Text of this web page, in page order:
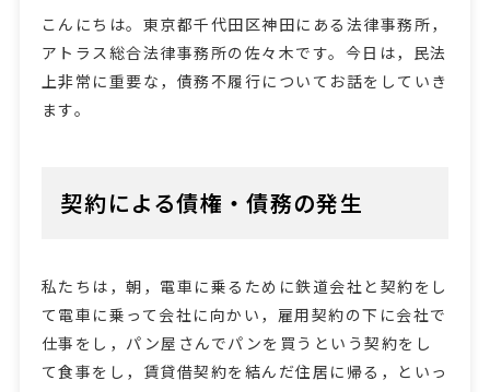
こんにちは。東京都千代田区神田にある法律事務所，
アトラス総合法律事務所の佐々木です。今日は，民法
上非常に重要な，債務不履行についてお話をしていき
ます。
契約による債権・債務の発生
私たちは，朝，電車に乗るために鉄道会社と契約をし
て電車に乗って会社に向かい，雇用契約の下に会社で
仕事をし，パン屋さんでパンを買うという契約をし
て食事をし，賃貸借契約を結んだ住居に帰る，といっ